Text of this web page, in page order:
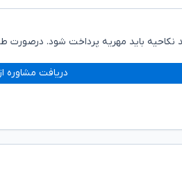
نکاحیه باید مهریه پرداخت شود. درصورت
دریافت مشاوره